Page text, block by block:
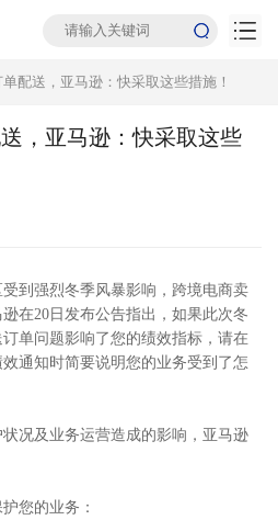
配送，亚马逊：快采取这些措施！
，亚马逊：快采取这些
到强烈冬季风暴影响，跨境电商卖
在20日发布公告指出，如果此次冬
单问题影响了您的绩效指标，请在
通知时简要说明您的业务受到了怎
况及业务运营造成的影响，亚马逊
您的业务：